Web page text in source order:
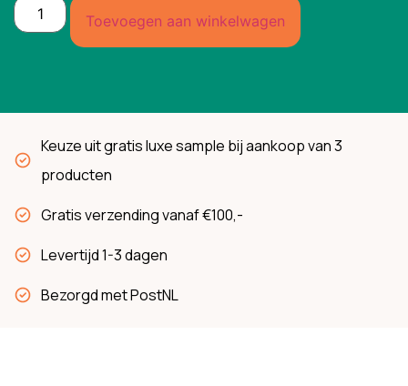
Toevoegen aan winkelwagen
Keuze uit gratis luxe sample bij aankoop van 3
producten
Gratis verzending vanaf €100,-
Levertijd 1-3 dagen
Bezorgd met PostNL